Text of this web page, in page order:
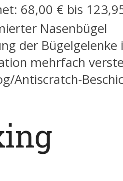
68,00 € bis
Nasenbügel
der Bügelgelenke
mehrfach
Antiscratch-